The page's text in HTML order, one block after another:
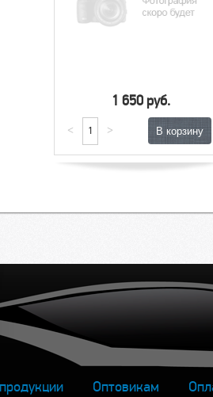
1 650 руб.
< >
Оптовикам